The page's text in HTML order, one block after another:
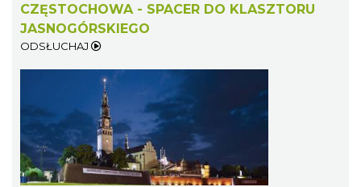
CZĘSTOCHOWA - SPACER DO KLASZTORU
JASNOGÓRSKIEGO
ODSŁUCHAJ